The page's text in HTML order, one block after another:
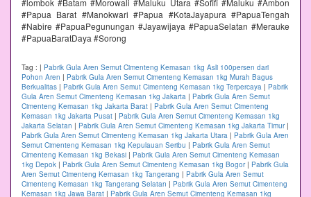
#Papua Barat #Manokwari #Papua #KotaJayapura #PapuaTengah
#Nabire #PapuaPegunungan #Jayawijaya #PapuaSelatan #Merauke
#PapuaBaratDaya #Sorong
Tag : | Pabrik Gula Aren Semut Cimenteng Kemasan 1kg Asli 100persen dari
Pohon Aren | Pabrik Gula Aren Semut Cimenteng Kemasan 1kg Murah Bagus
Berkualitas | Pabrik Gula Aren Semut Cimenteng Kemasan 1kg Terpercaya | Pabrik
Gula Aren Semut Cimenteng Kemasan 1kg Jakarta | Pabrik Gula Aren Semut
Cimenteng Kemasan 1kg Jakarta Barat | Pabrik Gula Aren Semut Cimenteng
Kemasan 1kg Jakarta Pusat | Pabrik Gula Aren Semut Cimenteng Kemasan 1kg
Jakarta Selatan | Pabrik Gula Aren Semut Cimenteng Kemasan 1kg Jakarta Timur|
Pabrik Gula Aren Semut Cimenteng Kemasan 1kg Jakarta Utara | Pabrik Gula Aren
Semut Cimenteng Kemasan 1kg Kepulauan Seribu | Pabrik Gula Aren Semut
Cimenteng Kemasan 1kg Bekasi | Pabrik Gula Aren Semut Cimenteng Kemasan
1kg Depok | Pabrik Gula Aren Semut Cimenteng Kemasan 1kg Bogor| Pabrik Gula
Aren Semut Cimenteng Kemasan 1kg Tangerang | Pabrik Gula Aren Semut
Cimenteng Kemasan 1kg Tangerang Selatan | Pabrik Gula Aren Semut Cimenteng
Kemasan 1kg Jawa Barat | Pabrik Gula Aren Semut Cimenteng Kemasan 1kg